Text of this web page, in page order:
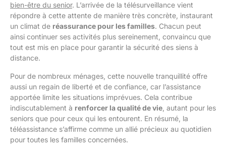
bien-être du senior. L’arrivée de la télésurveillance vient
répondre à cette attente de manière très concrète, instaurant
un climat de réassurance pour les familles. Chacun peut
ainsi continuer ses activités plus sereinement, convaincu que
tout est mis en place pour garantir la sécurité des siens à
distance.
Pour de nombreux ménages, cette nouvelle tranquillité offre
aussi un regain de liberté et de confiance, car l’assistance
apportée limite les situations imprévues. Cela contribue
indiscutablement à renforcer la qualité de vie , autant pour les
seniors que pour ceux qui les entourent. En résumé, la
téléassistance s’affirme comme un allié précieux au quotidien
pour toutes les familles concernées.